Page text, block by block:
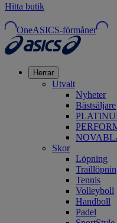
Hitta butik
OneASICS-förmåner
Herrar
Utvalt
Nyheter
Bästsäljare
Skor
Löpning
Tennis
Volleyboll
Handboll
Padel